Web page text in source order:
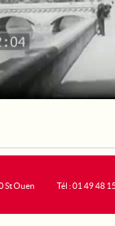
St Ouen
Tél : 01 49 48